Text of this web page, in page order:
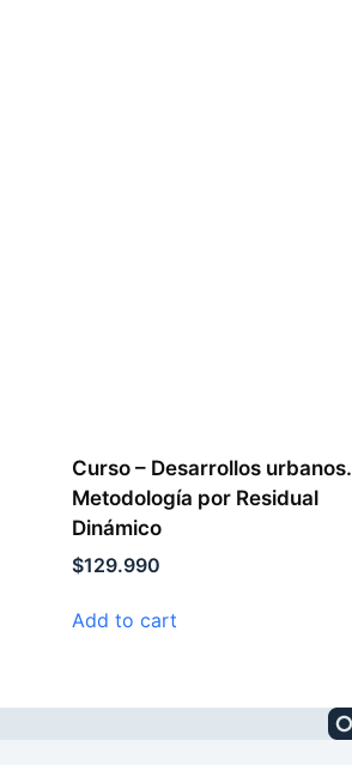
Curso – Desarrollos urbanos.
Metodología por Residual
Dinámico
$129.990
Add to cart